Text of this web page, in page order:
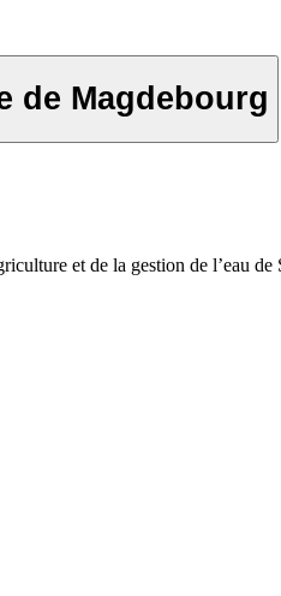
de Magdebourg
et de la gestion de l’eau de